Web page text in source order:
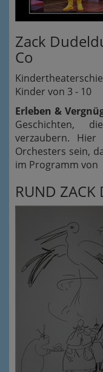
Zack
Co
Kinder von 3 - 10
Erleben &
Geschichten,
verzaubern.
Orchesters sein,
im Programm von
RUND ZACK